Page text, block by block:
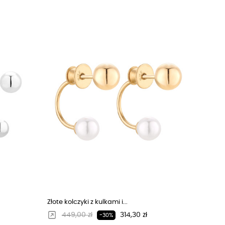
Złote kolczyki z kulkami i...
Regularna cena
449,00 zł -30% Cena
314,30 zł